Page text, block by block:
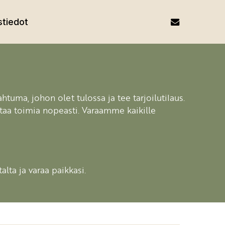
email
johon olet tulossa ja tee tarjoilutilaus.
toimia nopeasti. Varaamme kaikille
ja varaa paikkasi.